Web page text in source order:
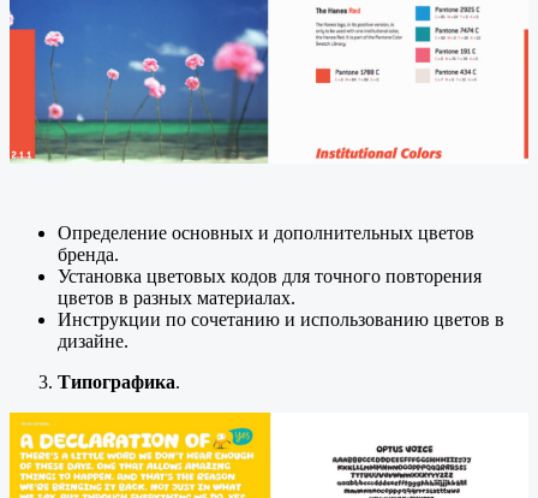
Определение основных и дополнительных цветов
бренда.
Установка цветовых кодов для точного повторения
цветов в разных материалах.
Инструкции по сочетанию и использованию цветов в
дизайне.
Типографика.